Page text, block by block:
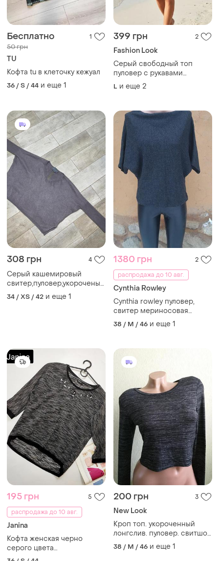
Бесплатно 1
50 грн
TU
Кофта tu в клеточку кежуал
36 / S / 44 и еще 1
399 грн 2
Fashion Look
Серый свободный топ
пуловер с рукавами
«летучая мышь» и
укороченным низом classic
L и еще 2
308 грн 4
Серый кашемировый
свитер,пуловер,укороченый
свитер
34 / XS / 42 и еще 1
1380 грн
2
распродажа до 10 авг.
Cynthia Rowley
Cynthia rowley пуловер,
свитер мериносовая
шерсть, m-l.
38 / M / 46 и еще 1
195 грн
5
распродажа до 10 авг.
Janina
Кофта женская черно
серого цвета
асимметричного кроя с
200 грн 3
New Look
Кроп топ. укороченный
лонгслив. пуловер. свитшот.
темно-серый меланж.
38 / M / 46 и еще 1